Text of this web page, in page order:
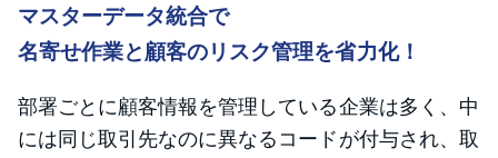
マスターデータ統合で
名寄せ作業と顧客のリスク管理を省力化！
部署ごとに顧客情報を管理している企業は多く、中
には同じ取引先なのに異なるコードが付与され、取